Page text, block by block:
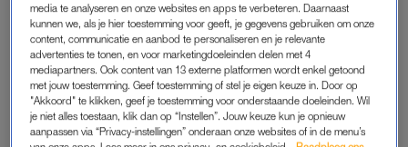
Uit eerdere onderzoeken bleek al dat sporten een positief
effect heeft op het werkgeheugen, dat je helpt bij het uitvoeren
van bepaalde taken zoals boodschappen doen. De
wetenschappers die sporten tegenover cafeïne zetten, waren
benieuwd welk van de twee het effectiefst is.
Voor hun onderzoek benaderden ze dertig mensen die
media te analyseren en onze websites en apps te verbeteren. Daarnaast
kunnen we, als je hier toestemming voor geeft, je gegevens gebruiken om onze
content, communicatie en aanbod te personaliseren en je relevante
advertenties te tonen, en voor marketingdoeleinden delen met 4
mediapartners. Ook content van 13 externe platformen wordt enkel getoond
met jouw toestemming. Geef toestemming of stel je eigen keuze in. Door op
"Akkoord" te klikken, geef je toestemming voor onderstaande doeleinden. Wil
je niet alles toestaan, klik dan op “Instellen”. Jouw keuze kun je opnieuw
aanpassen via “Privacy-instellingen” onderaan onze websites of in de menu’s